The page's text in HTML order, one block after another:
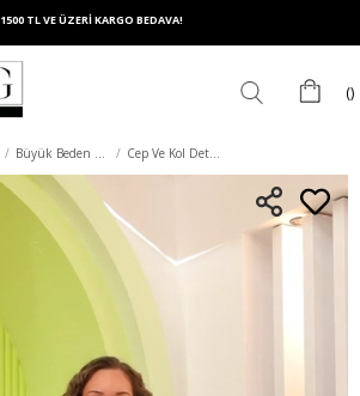
1500 TL VE ÜZERİ KARGO BEDAVA!
Büyük Beden Gömlek Cep Ve Kol Detaylı Büyük Beden Pudra Gömlek